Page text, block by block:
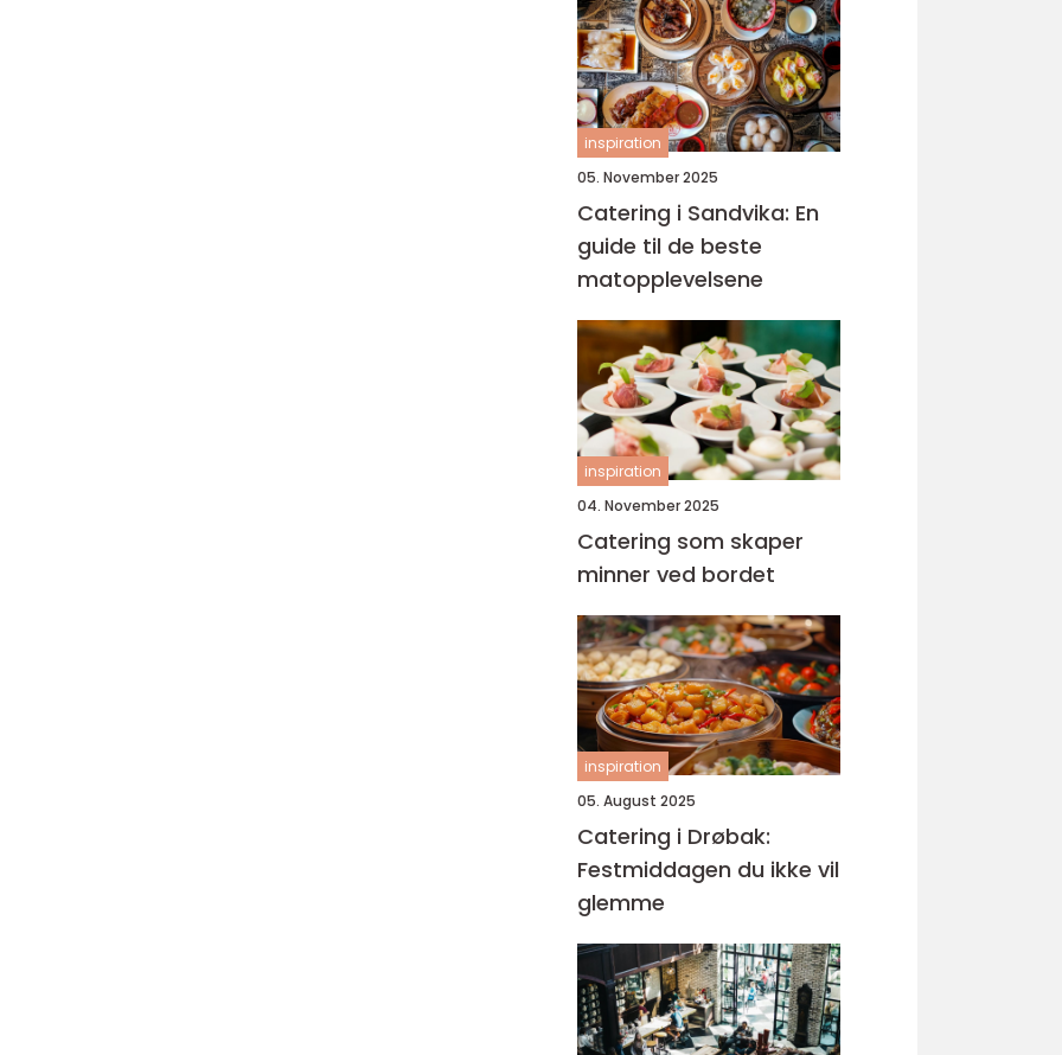
inspiration
05. November 2025
Catering i Sandvika: En
guide til de beste
matopplevelsene
inspiration
04. November 2025
Catering som skaper
minner ved bordet
inspiration
05. August 2025
Catering i Drøbak:
Festmiddagen du ikke vil
glemme